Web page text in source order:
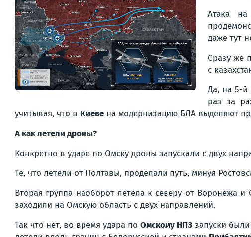
Атака на
даже тут
Сразу же
с
Да, на 5-й
раз за
учитывая, что в Киеве на модернизацию БЛА выделяют
А как летели дроны?
Конкретно в ударе по Омску дроны запускали с двух
Те, что летели от Полтавы, проделали путь, минуя
Вторая группа наоборот летела к северу от Воронежа
заходили на Омскую область с двух направлений.
Так что нет, во время удара поОмскому НПЗ запуски